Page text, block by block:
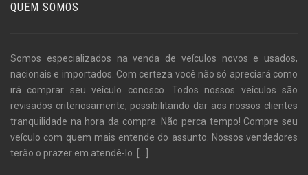
QUEM SOMOS
Somos especializados na venda de veículos novos e usados,
nacionais e importados. Com certeza você não só apreciará como
irá comprar seu veículo conosco. Todos nossos veículos são
revisados criteriosamente, possibilitando dar aos nossos clientes
tranquilidade na hora da compra. Não perca tempo! Compre seu
veículo com quem mais entende do assunto. Nossos vendedores
terão o prazer em atendê-lo.